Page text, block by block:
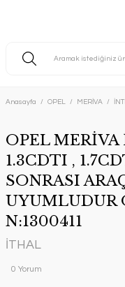
Anasayfa OPEL MERİVA
OPEL
1.3CDTI ,
SONRASI
UYUMLUDUR
N:1300411
İTHAL
0 Yorum